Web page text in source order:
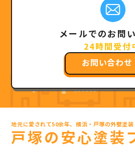
メールでのお問
24時間受付
お問い合わせ
地元に愛されて50余年、横浜・戸塚の外壁塗
戸塚の安心塗装